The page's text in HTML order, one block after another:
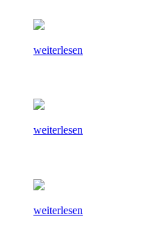
weiterlesen
weiterlesen
weiterlesen